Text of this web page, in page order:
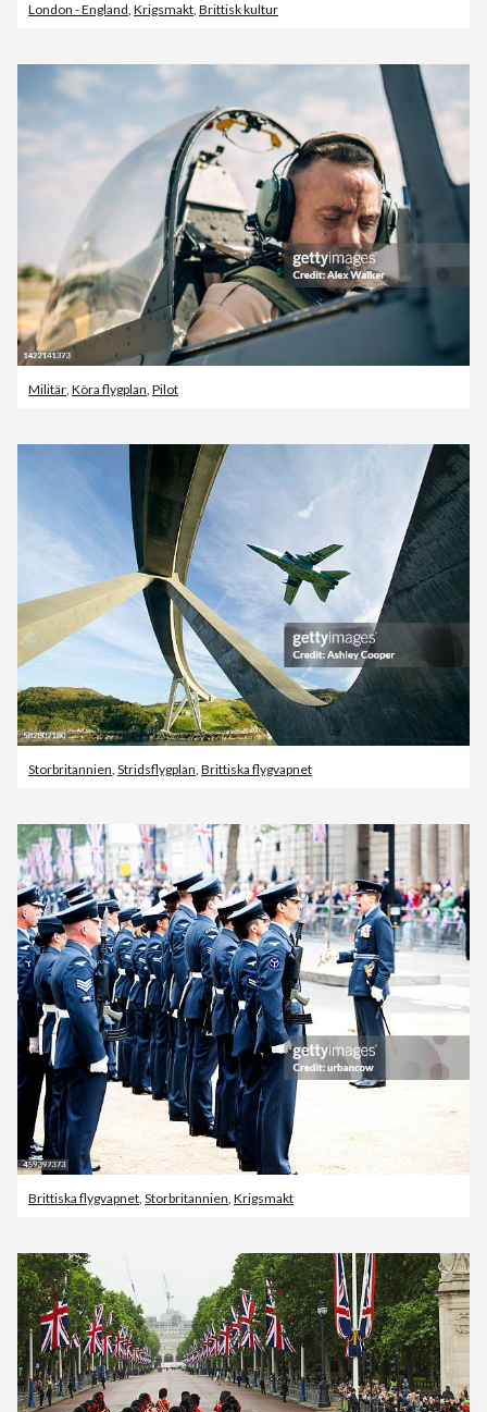
London - England, Krigsmakt, Brittisk kultur
Militär, Köra flygplan, Pilot
Storbritannien, Stridsflygplan, Brittiska flygvapnet
Brittiska flygvapnet, Storbritannien, Krigsmakt